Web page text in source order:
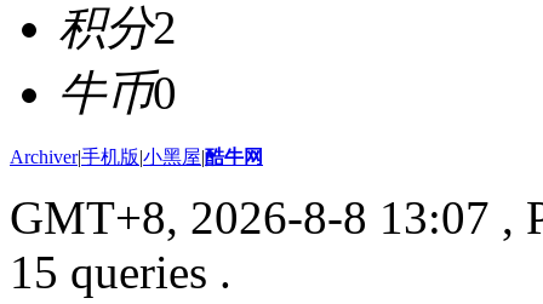
积分2
牛币0
Archiver|手机版|小黑屋|酷牛网
GMT+8, 2026-8-8 13:07 ,
15 queries .